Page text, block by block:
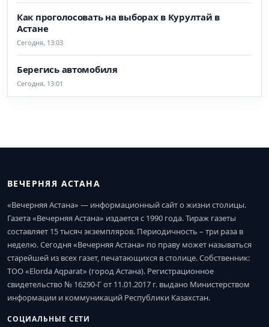
Как проголосовать на выборах в Курултай в
Астане
Сегодня, 13:03
Берегись автомобиля
Сегодня, 13:01
ВЕЧЕРНЯЯ АСТАНА
«Вечерняя Астана» — информационный сайт о жизни столицы.
Газета «Вечерняя Астана» издается с 1990 года. Тираж газеты
составляет 15 тысяч экземпляров. Периодичность – три раза в
неделю. Сегодня «Вечерняя Астана» по праву может называться
старейшей из всех газет, печатающихся в столице. Собственник:
ТОО «Elorda Aqparat» (город Астана). Регистрационное
свидетельство № 16290-Г от 11.01.2017 г. выдано Министерством
информации и коммуникаций Республики Казахстан.
СОЦИАЛЬНЫЕ СЕТИ